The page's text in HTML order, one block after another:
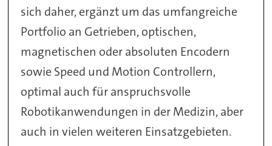
sich daher, ergänzt um das umfangreiche
Portfolio an Getrieben, optischen,
magnetischen oder absoluten Encodern
sowie Speed und Motion Controllern,
optimal auch für anspruchsvolle
Robotikanwendungen in der Medizin, aber
auch in vielen weiteren Einsatzgebieten.